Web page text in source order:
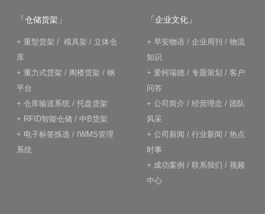
「仓储货架」
+ 重型货架 / 模具架 / 立体仓
库
+ 重力式货架 / 阁楼货架 / 钢
平台
+ 仓库输送系统 / 托盘货架
+ RFID智能仓储 / 中B货架
+ 电子标签拣选 / IWMS管理
系统
「企业文化」
+ 早安物语 / 企业周刊 / 物流
知识
+ 爱柯瑞德 / 专题策划 / 客户
问答
+ 公司简介 / 经营理念 / 团队
风采
+ 公司新闻 / 行业新闻 / 热点
时事
+ 成功案例 / 联系我们 / 视频
中心